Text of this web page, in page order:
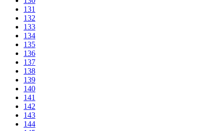
131
132
133
134
135
136
137
138
139
140
141
142
143
144